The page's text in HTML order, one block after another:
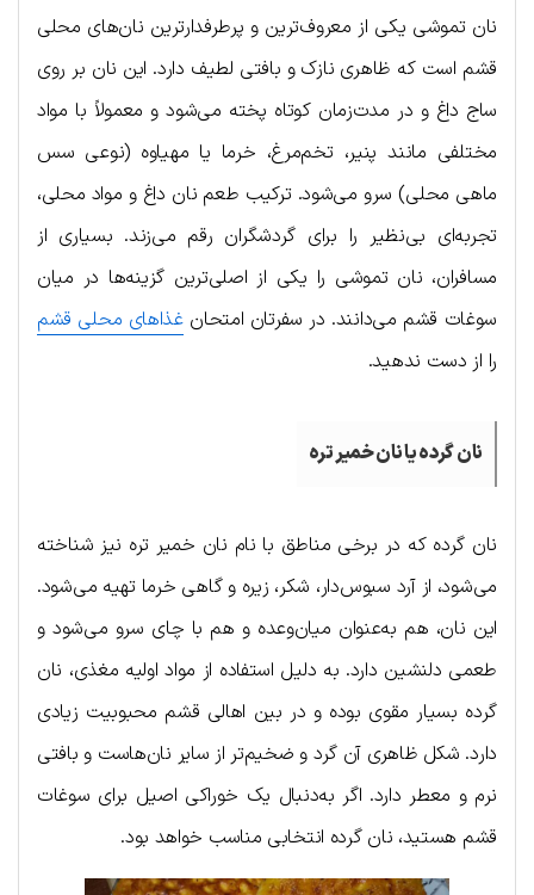
نان تموشی یکی از معروف‌ترین و پرطرفدارترین نان‌های محلی
قشم است که ظاهری نازک و بافتی لطیف دارد. این نان بر روی
ساج داغ و در مدت‌زمان کوتاه پخته می‌شود و معمولاً با مواد
مختلفی مانند پنیر، تخم‌مرغ، خرما یا مهیاوه (نوعی سس
ماهی محلی) سرو می‌شود. ترکیب طعم نان داغ و مواد محلی،
تجربه‌ای بی‌نظیر را برای گردشگران رقم می‌زند. بسیاری از
مسافران، نان تموشی را یکی از اصلی‌ترین گزینه‌ها در میان
سوغات قشم می‌دانند. در سفرتان امتحانغذاهای محلی قشم
را از دست ندهید.
نان گرده یا نان خمیر تره
نان گرده که در برخی مناطق با نام نان خمیر تره نیز شناخته
می‌شود، از آرد سبوس‌دار، شکر، زیره و گاهی خرما تهیه می‌شود.
این نان، هم به‌عنوان میان‌وعده و هم با چای سرو می‌شود و
طعمی دلنشین دارد. به دلیل استفاده از مواد اولیه مغذی، نان
گرده بسیار مقوی بوده و در بین اهالی قشم محبوبیت زیادی
دارد. شکل ظاهری آن گرد و ضخیم‌تر از سایر نان‌هاست و بافتی
نرم و معطر دارد. اگر به‌دنبال یک خوراکی اصیل برای سوغات
قشم هستید، نان گرده انتخابی مناسب خواهد بود.